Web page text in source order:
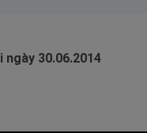
30.06.2014